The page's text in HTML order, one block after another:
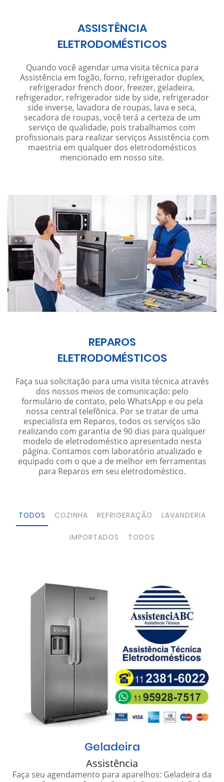
ASSISTÊNCIA
ELETRODOMÉSTICOS
Quando você agendar uma visita técnica para
Assistência em fogão, forno, refrigerador duplex,
refrigerador french door, freezer, geladeira,
refrigerador, refrigerador side by side, refrigerador
side inverse, lavadora de roupas, lava e seca,
secadora de roupas, você terá a certeza de um
serviço de qualidade, pois trabalhamos com
profissionais para realizar serviços Assistência com
maestria em qualquer dos eletrodomésticos
mencionado em nosso site.
REPAROS
ELETRODOMÉSTICOS
Faça sua solicitação para uma visita técnica através
dos nossos meios de comunicação: pelo
formulário de contato, pelo WhatsApp e ou pela
nossa central telefônica. Por se tratar de uma
especialista em Reparos, todos os serviços são
realizando com garantia de 90 dias para qualquer
modelo de eletrodoméstico apresentado nesta
página. Contamos com laboratório atualizado e
equipado com o que a de melhor em ferramentas
para Reparos em seu eletrodoméstico.
TODOS COZINHA REFRIGERAÇÃO LAVANDERIA
IMPORTADOS TODOS
Geladeira
Assistência
Faça seu agendamento para aparelhos: Geladeira da